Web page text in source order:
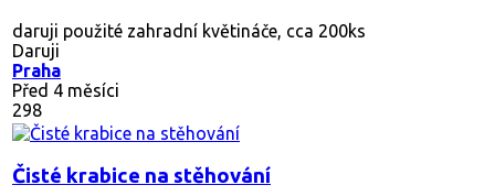
daruji použité zahradní květináče, cca 200ks
Daruji
Praha
Před 4 měsíci
298
Čisté krabice na stěhování